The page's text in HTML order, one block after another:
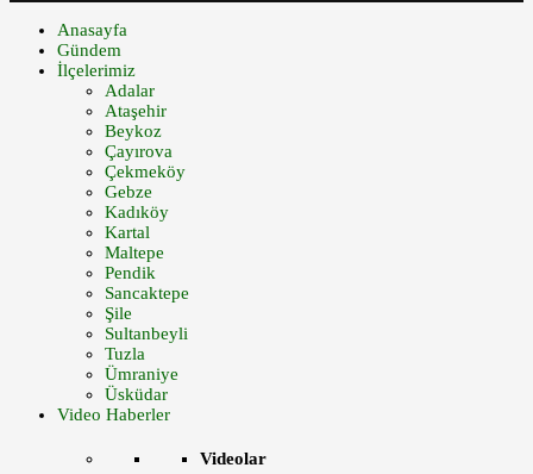
Anasayfa
Gündem
İlçelerimiz
Adalar
Ataşehir
Beykoz
Çayırova
Çekmeköy
Gebze
Kadıköy
Kartal
Maltepe
Pendik
Sancaktepe
Şile
Sultanbeyli
Tuzla
Ümraniye
Üsküdar
Video Haberler
Videolar